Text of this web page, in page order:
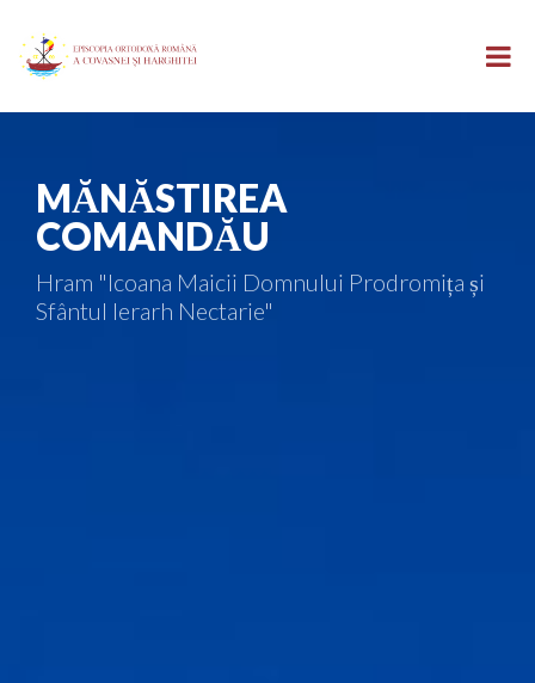
MĂNĂSTIREA
COMANDĂU
Hram "Icoana Maicii Domnului Prodromița și
Sfântul Ierarh Nectarie"